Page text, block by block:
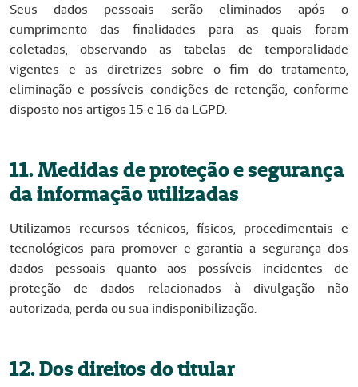
Seus dados pessoais serão eliminados após o
cumprimento das finalidades para as quais foram
coletadas, observando as tabelas de temporalidade
vigentes e as diretrizes sobre o fim do tratamento,
eliminação e possíveis condições de retenção, conforme
disposto nos artigos 15 e 16 da LGPD.
11. Medidas de proteção e segurança
da informação utilizadas
Utilizamos recursos técnicos, físicos, procedimentais e
tecnológicos para promover e garantia a segurança dos
dados pessoais quanto aos possíveis incidentes de
proteção de dados relacionados à divulgação não
autorizada, perda ou sua indisponibilização.
12. Dos direitos do titular